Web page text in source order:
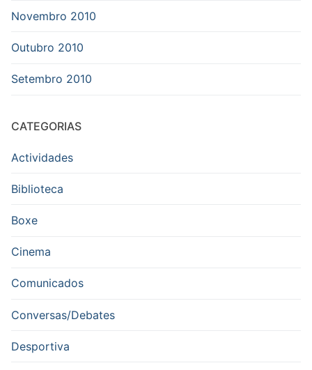
Novembro 2010
Outubro 2010
Setembro 2010
CATEGORIAS
Actividades
Biblioteca
Boxe
Cinema
Comunicados
Conversas/Debates
Desportiva